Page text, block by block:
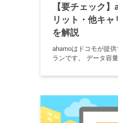
【要チェック
リット・他キ
を解説
ahamoはドコモが提
ランです。 データ容
心に乗り換え候補と